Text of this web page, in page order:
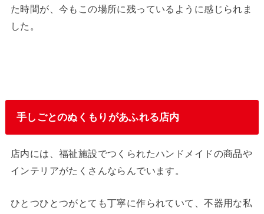
た時間が、今もこの場所に残っているように感じられま
した。
手しごとのぬくもりがあふれる店内
店内には、福祉施設でつくられたハンドメイドの商品や
インテリアがたくさんならんでいます。
ひとつひとつがとても丁寧に作られていて、不器用な私